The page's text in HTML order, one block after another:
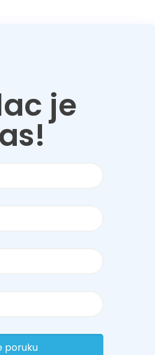
je